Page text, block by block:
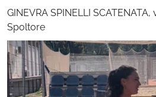
GINEVRA SPINELLI SCATENATA,
Spoltore